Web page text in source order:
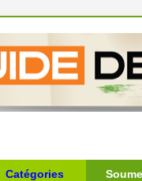
Catégories